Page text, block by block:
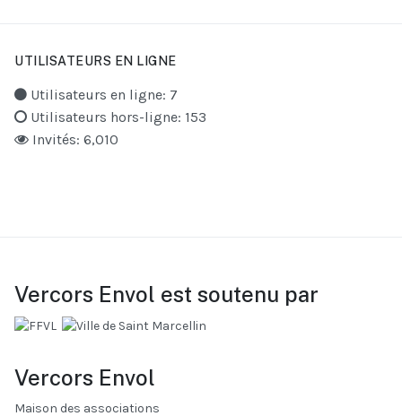
UTILISATEURS EN LIGNE
Utilisateurs en ligne: 7
Utilisateurs hors-ligne: 153
Invités: 6,010
Vercors Envol est soutenu par
Vercors Envol
Maison des associations